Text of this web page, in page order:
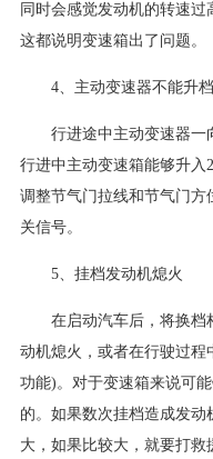
同时会感觉发动机的转速过
这都说明变速箱出了问题。
4、主动变速器不能升档
行进途中主动变速器一
行进中主动变速箱能够升入
调整节气门拉线和节气门
关信号。
5、挂档发动机熄火
在启动汽车后，将换档
动机熄火，或者在行驶过
功能)。对于变速箱来说可
的。如果数次挂档造成发
大，如果比较大，就要打救